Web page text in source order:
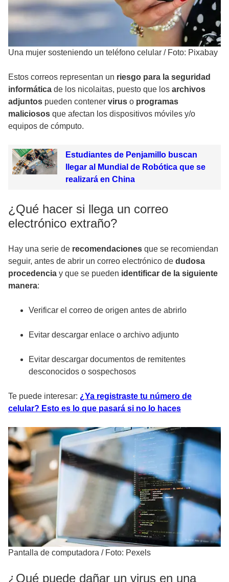
Una mujer sosteniendo un teléfono celular / Foto: Pixabay
Estos correos representan un riesgo para la seguridad
informática de los nicolaitas, puesto que los archivos
adjuntos pueden contener virus o programas
maliciosos que afectan los dispositivos móviles y/o
equipos de cómputo.
Estudiantes de Penjamillo buscan
llegar al Mundial de Robótica que se
realizará en China
¿Qué hacer si llega un correo
electrónico extraño?
Hay una serie de recomendaciones que se recomiendan
seguir, antes de abrir un correo electrónico de dudosa
procedencia y que se pueden identificar de la siguiente
manera:
Verificar el correo de origen antes de abrirlo
Evitar descargar enlace o archivo adjunto
Evitar descargar documentos de remitentes
desconocidos o sospechosos
Te puede interesar: ¿Ya registraste tu número de
celular? Esto es lo que pasará si no lo haces
Pantalla de computadora / Foto: Pexels
¿Qué puede dañar un virus en una